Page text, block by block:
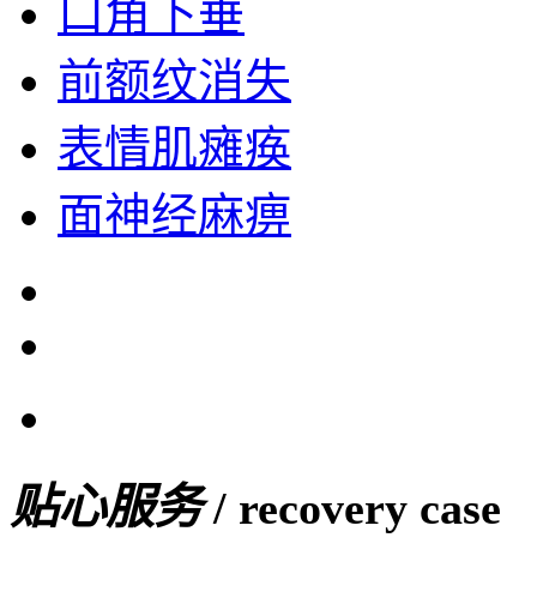
口角下垂
前额纹消失
表情肌瘫痪
面神经麻痹
贴心服务/ recovery case